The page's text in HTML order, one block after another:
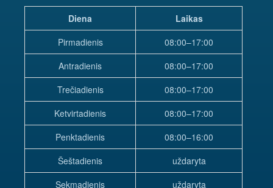
Diena
Laikas
Pirmadienis
08:00–17:00
Antradienis
08:00–17:00
Trečiadienis
08:00–17:00
Ketvirtadienis
08:00–17:00
Penktadienis
08:00–16:00
Šeštadienis
uždaryta
Sekmadienis
uždaryta